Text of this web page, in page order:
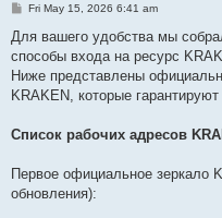
P
s
Fri May 15, 2026 6:41 am
Для вашего удобства мы
способы входа на ресурс
Ниже представлены
KRAKEN, которые
Список рабочих адресов
Первое официальное зеркало
обновления):